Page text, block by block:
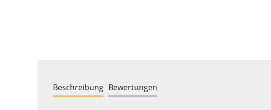
Beschreibung Bewertungen